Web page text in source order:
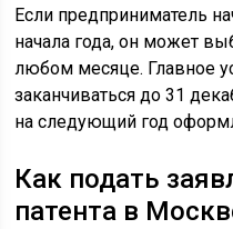
Если предприниматель
начала года, он может
любом месяце. Главное
заканчиваться до 31
на следующий год
Как подать
патента в